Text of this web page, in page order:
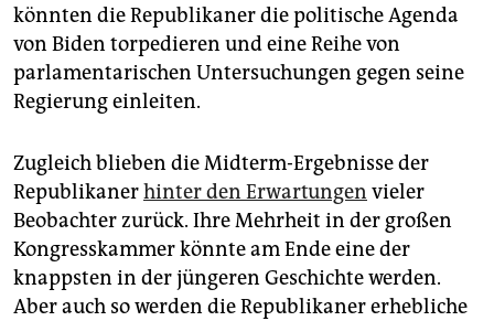
könnten die Republikaner die politische Agenda
von Biden torpedieren und eine Reihe von
parlamentarischen Untersuchungen gegen seine
Regierung einleiten.
Zugleich blieben die Midterm-Ergebnisse der
Republikanerhinter den Erwartungen vieler
Beobachter zurück. Ihre Mehrheit in der großen
Kongresskammer könnte am Ende eine der
knappsten in der jüngeren Geschichte werden.
Aber auch so werden die Republikaner erhebliche